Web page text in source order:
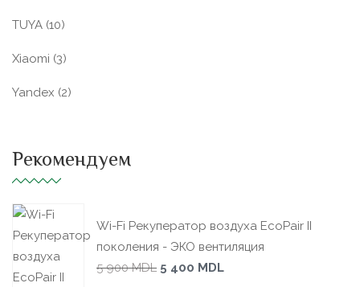
TUYA (10)
Xiaomi (3)
Yandex (2)
Рекомендуем
Wi-Fi Рекуператор воздуха EcoPair II
поколения - ЭКО вентиляция
5 900MDL 5 400 MDL